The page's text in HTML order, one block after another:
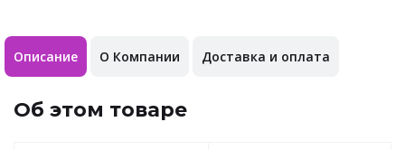
Описание О Компании Доставка и оплата
Об этом товаре